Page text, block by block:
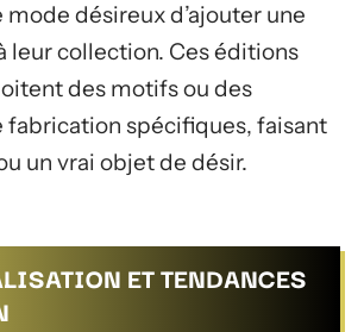
mode désireux d’ajouter une
leur collection. Ces éditions
des motifs ou des
fabrication spécifiques, faisant
un vrai objet de désir.
ET TENDANCES